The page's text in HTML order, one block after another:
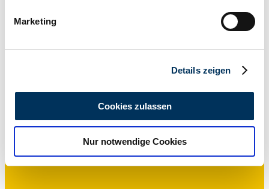
bestimmten Merkmalen (Fingerprinting) identifizieren
Erfahren Sie mehr darüber, wie Ihre persönlichen Daten
analysieren. Außerdem geben wir Informationen zu Ihrer
Verwendung unserer Website an unsere Partner für
soziale Medien, Werbung und Analysen weiter. Unsere
Marketing
Details zeigen
Cookies zulassen
Nur notwendige Cookies